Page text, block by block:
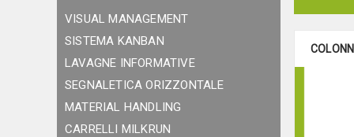
VISUAL MANAGEMENT
SISTEMA KANBAN
LAVAGNE INFORMATIVE
SEGNALETICA ORIZZONTALE
MATERIAL HANDLING
CARRELLI MILKRUN